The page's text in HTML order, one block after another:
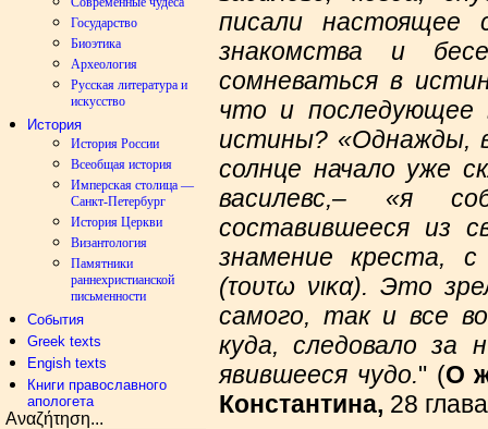
Государство
Биоэтика
Археология
Русская литература и
искусство
История
История России
Всеобщая история
Имперская столица —
Санкт-Петербург
История Церкви
Византология
Памятники
раннехристианской
письменности
События
Greek texts
Engish texts
Книги православного
апологета
Αναζήτηση...
писали настоящее
знакомства и
сомневаться в
что и последующее
истины? «Однажды,
солнце начало уже
василевс,– «я
составившееся из
знамение креста,
(τουτω νικα). Это
самого, так и все
куда, следовало за
явившееся чудо." (О
Константина, 28